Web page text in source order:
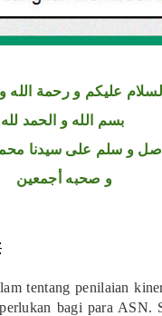
السلام عليكم و رحمة الله
بسم الله و الحمد لله
صل و سلم على سيدنا
و صحبه أجمعين
tentang penilaian
bagi para ASN.